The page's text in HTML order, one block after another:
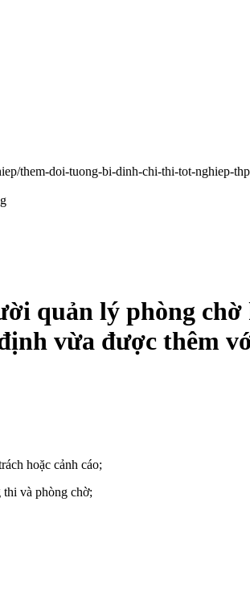
them-doi-tuong-bi-dinh-chi-thi-tot-nghiep-
quản lý phòng
vừa được thêm
hoặc cảnh cáo;
và phòng chờ;